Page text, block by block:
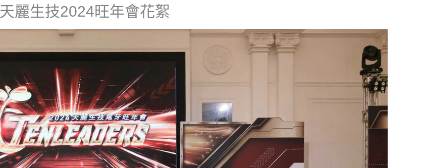
天麗生技2024旺年會花絮